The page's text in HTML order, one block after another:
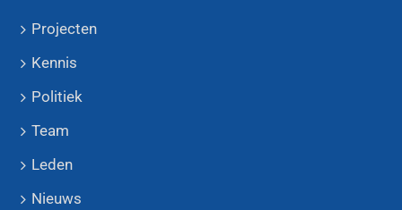
Projecten
Kennis
Politiek
Team
Leden
Nieuws